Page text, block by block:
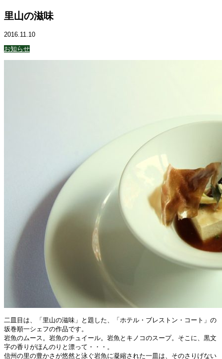
里山の滋味
2016.11.10
お知らせ
二皿目は、「里山の滋味」と題した、「ホテル・ブレストン・コート」の
坂巻順一シェフの作品です。
岩魚のムース。岩魚のチュイール。岩魚とキノコのスープ。そこに、黒文
字の香りがほんのりと漂って・・・。
信州の里の豊かさが悠然と泳ぐ岩魚に凝縮された一皿は、そのさりげない